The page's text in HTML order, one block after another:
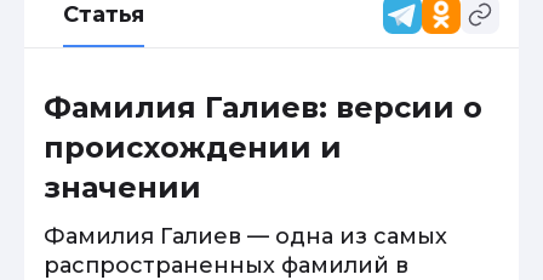
Статья
Фамилия Галиев: версии о
происхождении и
значении
Фамилия Галиев — одна из самых
распространенных фамилий в